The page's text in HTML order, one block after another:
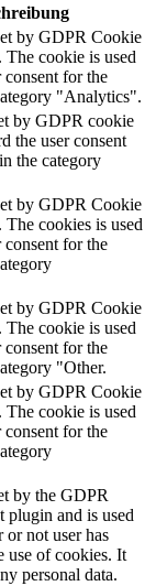
by GDPR Cookie
cookie is used
consent for the
"Analytics".
by GDPR cookie
the user consent
the category
by GDPR Cookie
cookies is used
consent for the
by GDPR Cookie
cookie is used
consent for the
"Other.
by GDPR Cookie
cookie is used
consent for the
by the GDPR
plugin and is used
or not user has
use of cookies. It
personal data.